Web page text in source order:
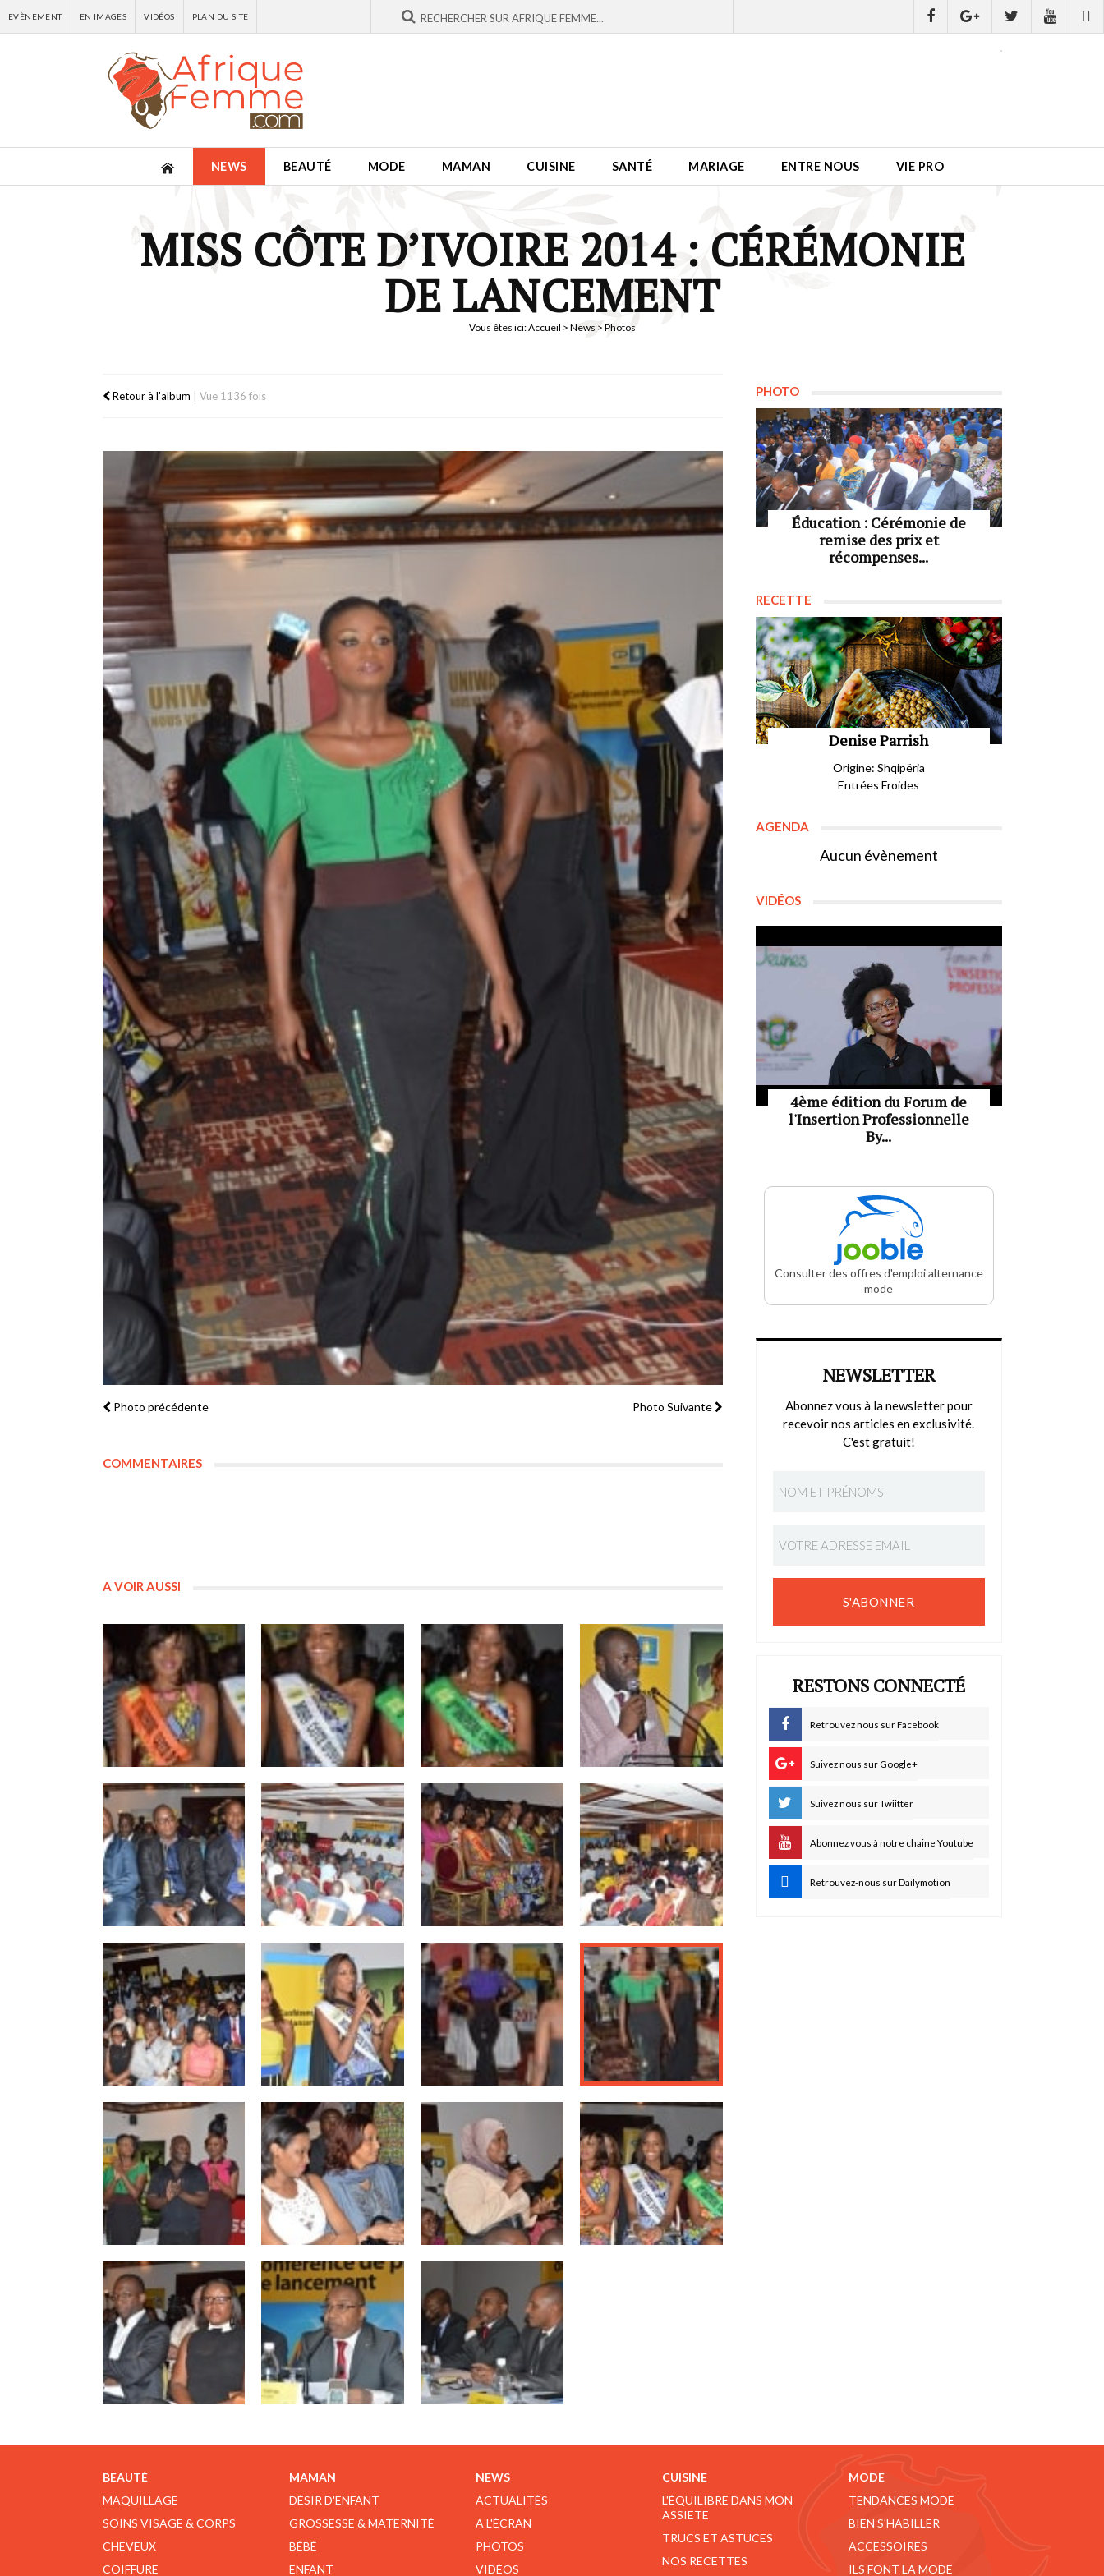
EVÈNEMENT EN IMAGES VIDÉOS PLAN DU SITE
NEWS BEAUTÉ MODE MAMAN CUISINE SANTÉ MARIAGE ENTRE NOUS VIE PRO
MISS CÔTE D’IVOIRE 2014 : CÉRÉMONIE
DE LANCEMENT
Vous êtes ici:Accueil > News > Photos
Retour à l'album Vue 1136 fois
Photo précédente Photo Suivante
COMMENTAIRES
A VOIR AUSSI
PHOTO
Éducation : Cérémonie de
remise des prix et
récompenses...
RECETTE
Denise Parrish
Origine: Shqipëria
Entrées Froides
AGENDA
Aucun évènement
VIDÉOS
4ème édition du Forum de
l'Insertion Professionnelle
By...
Consulter des offres d'emploi alternance
mode
NEWSLETTER
Abonnez vous à la newsletter pour
recevoir nos articles en exclusivité.
C'est gratuit!
S'ABONNER
RESTONS CONNECTÉ
Retrouvez nous sur Facebook
Suivez nous sur Google+
Suivez nous sur Twiitter
Abonnez vous à notre chaine Youtube
Retrouvez-nous sur Dailymotion
BEAUTÉ
MAQUILLAGE
SOINS VISAGE & CORPS
CHEVEUX
COIFFURE
MAMAN
DÉSIR D'ENFANT
GROSSESSE & MATERNITÉ
BÉBÉ
ENFANT
NEWS
ACTUALITÉS
A L'ÉCRAN
PHOTOS
VIDÉOS
CUISINE
L'ÉQUILIBRE DANS MON
ASSIETE
TRUCS ET ASTUCES
NOS RECETTES
MODE
TENDANCES MODE
BIEN S'HABILLER
ACCESSOIRES
ILS FONT LA MODE